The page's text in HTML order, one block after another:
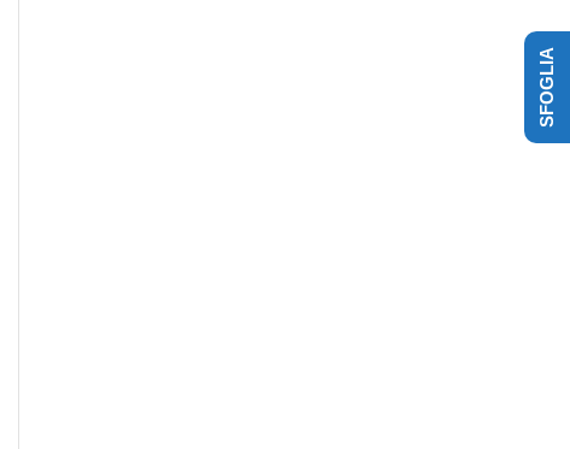
SFOGLIA